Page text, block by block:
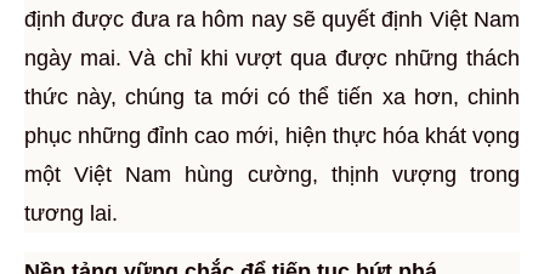
định được đưa ra hôm nay sẽ quyết định Việt Nam
ngày mai. Và chỉ khi vượt qua được những thách
thức này, chúng ta mới có thể tiến xa hơn, chinh
phục những đỉnh cao mới, hiện thực hóa khát vọng
một Việt Nam hùng cường, thịnh vượng trong
tương lai.